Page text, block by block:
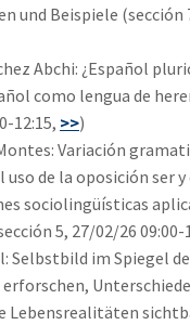
und Beispiele (sección
Abchi: ¿Español
como lengua de
12:15, >>)
Variación
de la oposición ser y
sociolingüísticas
5, 27/02/26 09:00-
Selbstbild im Spiegel
Lebensrealitäten